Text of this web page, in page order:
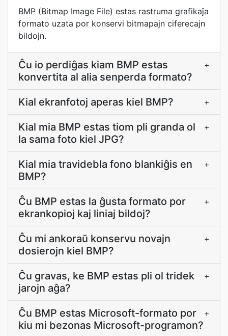
BMP (Bitmap Image File) estas rastruma grafikaĵa
formato uzata por konservi bitmapajn ciferecajn
bildojn.
Ĉu io perdiĝas kiam BMP estas
konvertita al alia senperda formato?
+
Kial ekranfotoj aperas kiel BMP? +
Kial mia BMP estas tiom pli granda ol
la sama foto kiel JPG?
+
Kial mia travidebla fono blankiĝis en
BMP?
+
Ĉu BMP estas la ĝusta formato por
ekrankopioj kaj liniaj bildoj?
+
Ĉu mi ankoraŭ konservu novajn
dosierojn kiel BMP?
+
Ĉu gravas, ke BMP estas pli ol tridek
jarojn aĝa?
+
Ĉu BMP estas Microsoft-formato por
kiu mi bezonas Microsoft-programon?
+